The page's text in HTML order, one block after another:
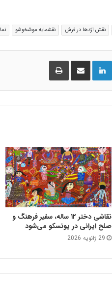
نقش اژدها در فرش نقشمایه موشخوشو
لینکدین اشتراک گذاری از طریق ایمیل
نقاشی دختر ۱۲ ساله، سفیر فرهنگ و
صلح ایرانی در یونسکو می‌شود
29 ژانویه 2026